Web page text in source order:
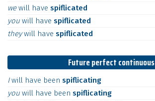
wewill have spiflicated
you will have spiflicated
theywill have spiflicated
Future perfect continuous
Iwill have been spiflicating
you will have been spiflicating